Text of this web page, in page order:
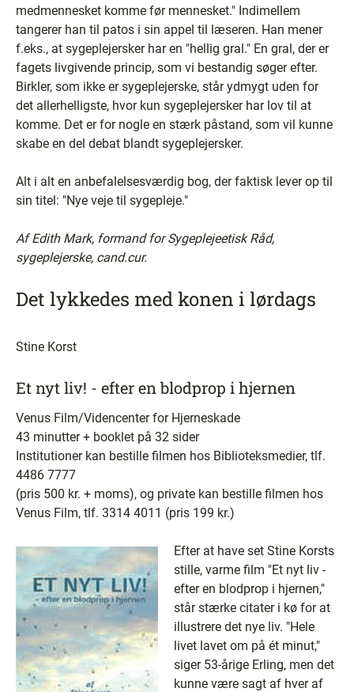
medmennesket komme før mennesket." Indimellem
tangerer han til patos i sin appel til læseren. Han mener
f.eks., at sygeplejersker har en "hellig gral." En gral, der er
fagets livgivende princip, som vi bestandig søger efter.
Birkler, som ikke er sygeplejerske, står ydmygt uden for
det allerhelligste, hvor kun sygeplejersker har lov til at
komme. Det er for nogle en stærk påstand, som vil kunne
skabe en del debat blandt sygeplejersker.
Alt i alt en anbefalelsesværdig bog, der faktisk lever op til
sin titel: "Nye veje til sygepleje."
Af Edith Mark, formand for Sygeplejeetisk Råd,
sygeplejerske, cand.cur.
Det lykkedes med konen i lørdags
Stine Korst
Et nyt liv! - efter en blodprop i hjernen
Venus Film/Videncenter for Hjerneskade
43 minutter + booklet på 32 sider
Institutioner kan bestille filmen hos Biblioteksmedier, tlf.
4486 7777
(pris 500 kr. + moms), og private kan bestille filmen hos
Venus Film, tlf. 3314 4011 (pris 199 kr.)
Efter at have set Stine Korsts
stille, varme film "Et nyt liv -
efter en blodprop i hjernen,"
står stærke citater i kø for at
illustrere det nye liv. "Hele
livet lavet om på ét minut,"
siger 53-årige Erling, men det
kunne være sagt af hver af